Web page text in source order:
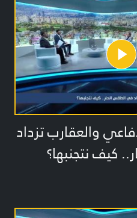
والعقارب تزداد
كيف نتجنبها؟